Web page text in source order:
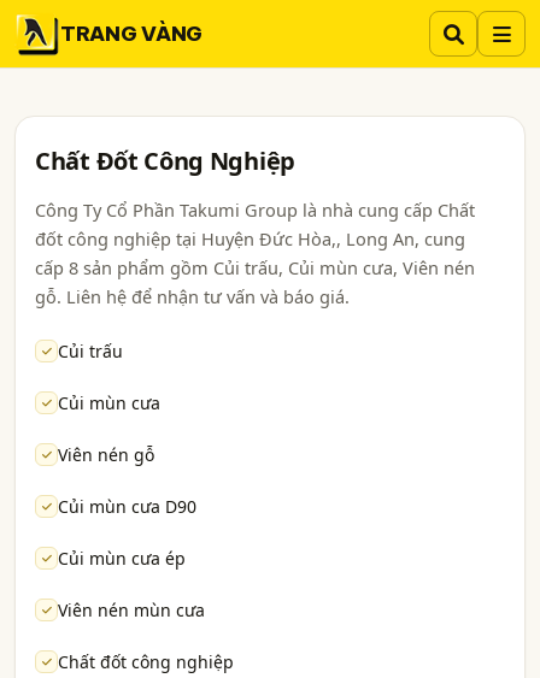
TRANG VÀNG
Chất Đốt Công Nghiệp
Công Ty Cổ Phần Takumi Group là nhà cung cấp Chất
đốt công nghiệp tại Huyện Đức Hòa,, Long An, cung
cấp 8 sản phẩm gồm Củi trấu, Củi mùn cưa, Viên nén
gỗ. Liên hệ để nhận tư vấn và báo giá.
Củi trấu
Củi mùn cưa
Viên nén gỗ
Củi mùn cưa D90
Củi mùn cưa ép
Viên nén mùn cưa
Chất đốt công nghiệp